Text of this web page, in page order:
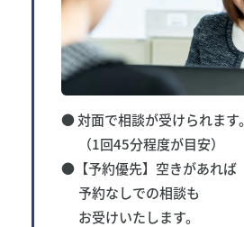
● 対面で相談が受けられます。
（1回45分程度が目安）
●【予約優先】空きがあれば
予約なしでの相談も
お受けいたします。